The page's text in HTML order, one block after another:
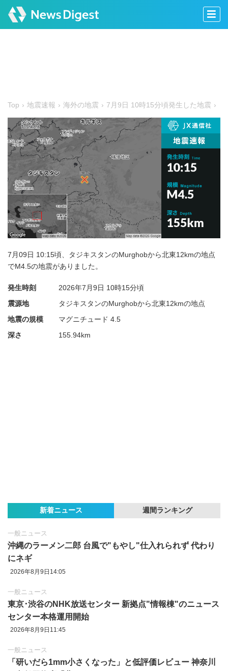
Top 地震速報 海外の地震 7月9日 10時15分頃発生した地震
7月09日 10:15頃、タジキスタンのMurghobから北東12kmの地点
でM4.5の地震がありました。
発生時刻 2026年7月9日 10時15分頃
震源地
タジキスタンのMurghobから北東12kmの地点
地震の規模
マグニチュード 4.5
深さ
155.94km
新着ニュース 週間ランキング
一般ニュース
沖縄のラーメン二郎 台風で"もやし"仕入れられず 代わり
にネギ
2026年8月9日14:05
一般ニュース
東京‪･‬渋谷のNHK放送センター 新拠点"情報棟"のニュース
センター本格運用開始
2026年8月9日11:45
一般ニュース
「研いだら1mm小さくなった」と低評価レビュー 神奈川